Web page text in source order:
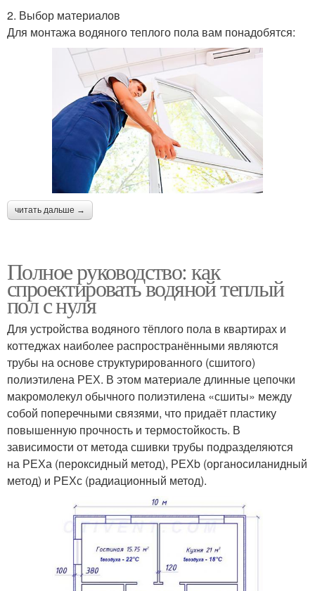
2. Выбор материалов
Для монтажа водяного теплого пола вам понадобятся:
читать дальше →
Полное руководство: как
спроектировать водяной теплый
пол с нуля
Для устройства водяного тёплого пола в квартирах и
коттеджах наиболее распространёнными являются
трубы на основе структурированного (сшитого)
полиэтилена РЕХ. В этом материале длинные цепочки
макромолекул обычного полиэтилена «сшиты» между
собой поперечными связями, что придаёт пластику
повышенную прочность и термостойкость. В
зависимости от метода сшивки трубы подразделяются
на РЕХа (пероксидный метод), РЕХb (органосиланидный
метод) и РЕХс (радиационный метод).